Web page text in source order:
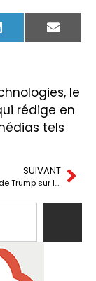
LinkedIn Email
le
rédige en
tels
SUIVANT
Tarifs de 104% de Trump sur la Chine : la technologie mondiale entre en zone de pertes